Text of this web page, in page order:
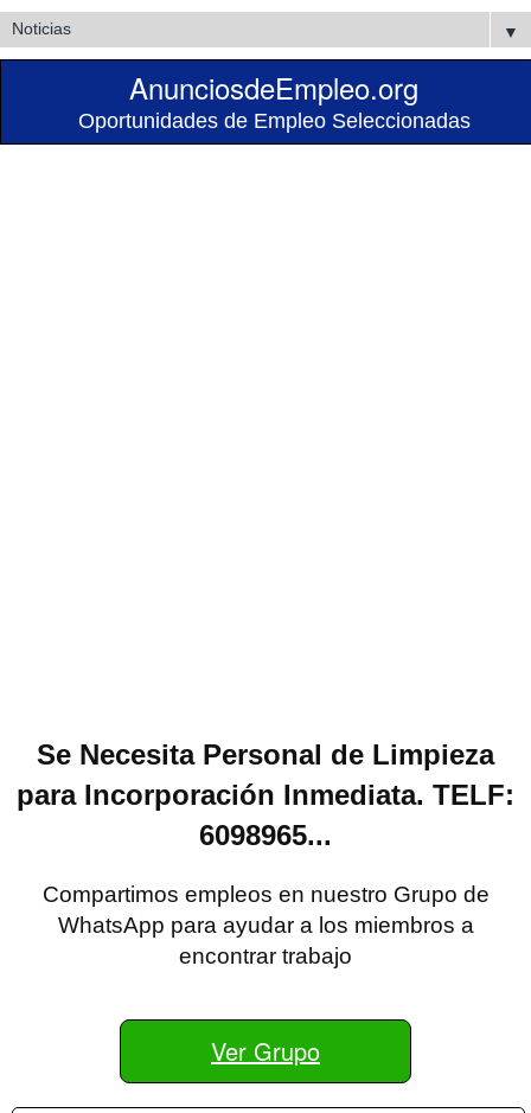
▼
AnunciosdeEmpleo.org
Oportunidades de Empleo Seleccionadas
Se Necesita Personal de Limpieza
para Incorporación Inmediata. TELF:
6098965...
Compartimos empleos en nuestro Grupo de
WhatsApp para ayudar a los miembros a
encontrar trabajo
Ver Grupo